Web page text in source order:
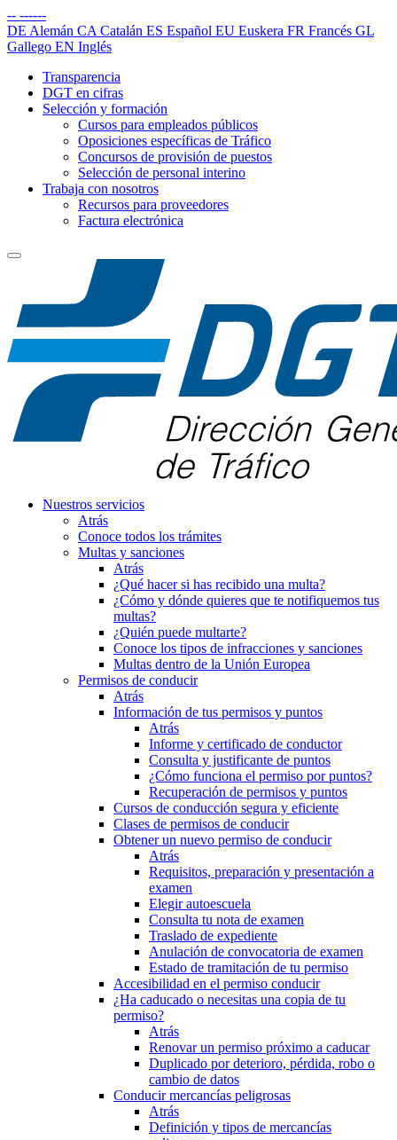
-- ------
DE Alemán CA Catalán ES Español EU Euskera FR Francés GL
Gallego EN Inglés
Transparencia
DGT en cifras
Selección y formación
Cursos para empleados públicos
Oposiciones específicas de Tráfico
Concursos de provisión de puestos
Selección de personal interino
Trabaja con nosotros
Recursos para proveedores
Factura electrónica
Nuestros servicios
Atrás
Conoce todos los trámites
Multas y sanciones
Atrás
¿Qué hacer si has recibido una multa?
¿Cómo y dónde quieres que te notifiquemos tus
multas?
¿Quién puede multarte?
Conoce los tipos de infracciones y sanciones
Multas dentro de la Unión Europea
Permisos de conducir
Atrás
Información de tus permisos y puntos
Atrás
Informe y certificado de conductor
Consulta y justificante de puntos
¿Cómo funciona el permiso por puntos?
Recuperación de permisos y puntos
Cursos de conducción segura y eficiente
Clases de permisos de conducir
Obtener un nuevo permiso de conducir
Atrás
Requisitos, preparación y presentación a
examen
Elegir autoescuela
Consulta tu nota de examen
Traslado de expediente
Anulación de convocatoria de examen
Estado de tramitación de tu permiso
Accesibilidad en el permiso conducir
¿Ha caducado o necesitas una copia de tu
permiso?
Atrás
Renovar un permiso próximo a caducar
Duplicado por deterioro, pérdida, robo o
cambio de datos
Conducir mercancías peligrosas
Atrás
Definición y tipos de mercancías